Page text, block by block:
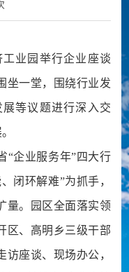
业园举行企业座谈
坐一堂，围绕行业发
等议题进行深入交
企业服务年”四大行
闭环解难”为抓手，
量。园区全面落实领
区、高明乡三级干部
座谈、现场办公，